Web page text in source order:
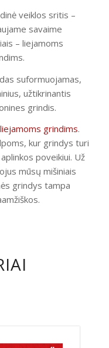
veiklos sritis –
savaime
– liejamoms
suformuojamas,
užtikrinantis
grindis.
liejamoms grindims.
kur grindys turi
poveikiui. Už
mūsų mišiniais
grindys tampa